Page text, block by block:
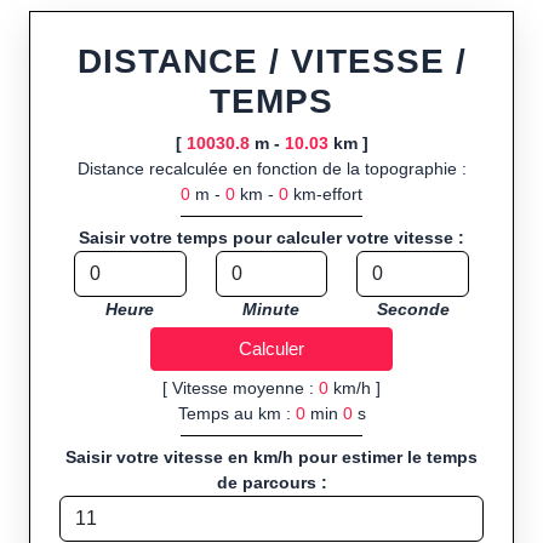
ou import de fichier GPX, calcul instantané de la distance
profil d’élévation avec options de lissage, export en trace GPX,
route GPX, KML (plat ou relief) et TCX, ainsi que calculs
Public cible :strong> sportifs de loisir et compétiteurs
préparant entraînements et parcours, organisateurs
d’événements partageant leurs itinéraires, et utilisateurs de
GPS souhaitant charger leurs trajets à l’avance.
Sports et activités disponibles :Footing (jogging), course à
pied, cyclisme (vélo), VTT, randonnée, roller et équitation.
DISTANCE / VITESSE /
TEMPS
[ 10030.8m - 10.03km ]
Distance recalculée en fonction de la topographie :
0 m - 0 km - 0 km-effort
Saisir votre temps pour calculer votre vitesse :
Heure Minute Seconde
[ Vitesse moyenne : 0 km/h ]
Temps au km : 0min 0s
Saisir votre vitesse en km/h pour estimer le temps
de parcours :